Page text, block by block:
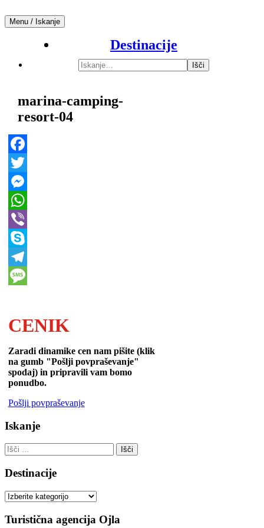
to
content
Mobilne hišice
Počitnice v mobilnih hišicah
Menu / Iskanje
Destinacije
Išči:
marina-camping-
resort-04
Facebook
Twitter
Messenger
WhatsApp
Viber
Skype
Telegram
CENIK
Zaradi dinamike cen nam pišite (klik
na gumb "Pošlji povpraševanje"
spodaj) in pripravili vam bomo
ponudbo.
Pošlji povpraševanje
Iskanje
Išči:
Destinacije
Destinacije
Turistična agencija Ojla